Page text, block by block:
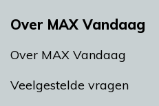
Over MAX Vandaag
Over MAX Vandaag
Veelgestelde vragen